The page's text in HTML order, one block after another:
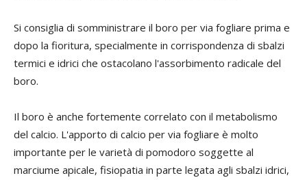
Si consiglia di somministrare il boro per via fogliare prima e
dopo la fioritura, specialmente in corrispondenza di sbalzi
termici e idrici che ostacolano l'assorbimento radicale del
boro.
Il boro è anche fortemente correlato con il metabolismo
del calcio. L'apporto di calcio per via fogliare è molto
importante per le varietà di pomodoro soggette al
marciume apicale, fisiopatia in parte legata agli sbalzi idrici,